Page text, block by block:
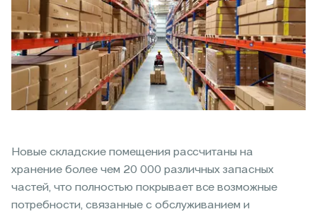
Новые складские помещения рассчитаны на
хранение более чем 20 000 различных запасных
частей, что полностью покрывает все возможные
потребности, связанные с обслуживанием и